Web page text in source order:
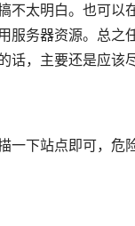
不太明白。也可
服务器资源。总
，主要还是应该
下站点即可，危